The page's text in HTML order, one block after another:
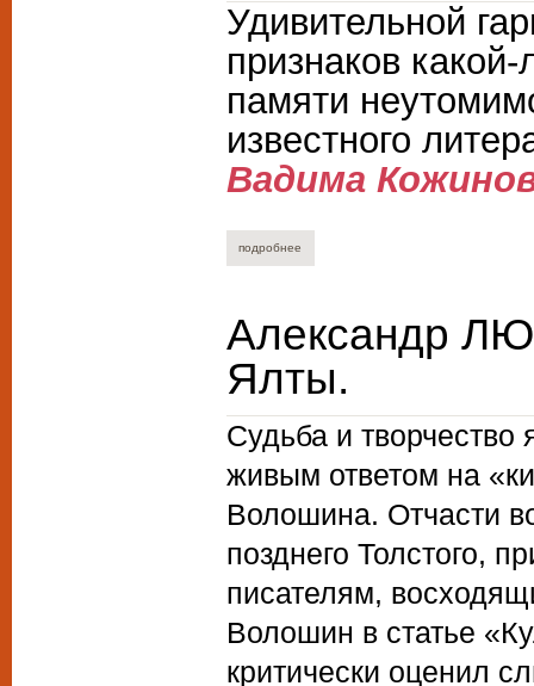
Удивительной
признаков
памяти
известного
Вадима
подробнее
Александр
Ялты.
Судьба и творчество
живым ответом на
Волошина. Отчасти
позднего Толстого,
писателям,
Волошин в статье
критически оценил